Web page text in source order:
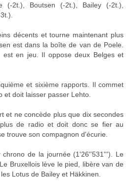
(-2t.), Boutsen (-2t.), Bailey (-2t.),
décents et tourne maintenant plus
est dans la boîte de van de Poele.
en jeu. Il oppose deux Belges et
et sixième rapports. Il commet
et doit laisser passer Lehto.
et ne concède plus que dix secondes
de radio et doit donc se fier au
trouve son compagnon d'écurie.
de la journée (1'26''531'''). Le
Bruxellois lève le pied, libère van de
Lotus de Bailey et Häkkinen.